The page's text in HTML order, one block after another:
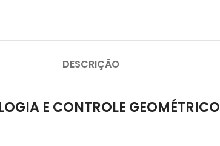
DESCRIÇÃO
E CONTROLE GEOMÉTRICO